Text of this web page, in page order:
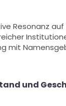
Resonanz
mit
und